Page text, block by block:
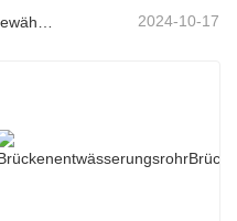
2024-10-17